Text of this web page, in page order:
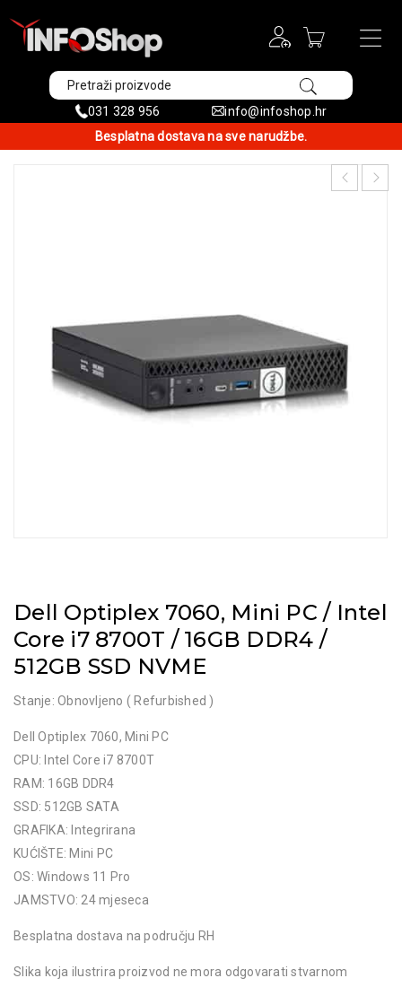
031 328 956
info@infoshop.hr
Besplatna dostava na sve narudžbe.
Dell Optiplex 7060, Mini PC / Intel
Core i7 8700T / 16GB DDR4 /
512GB SSD NVME
Stanje: Obnovljeno ( Refurbished )
Dell Optiplex 7060, Mini PC
CPU: Intel Core i7 8700T
RAM: 16GB DDR4
SSD: 512GB SATA
GRAFIKA: Integrirana
KUĆIŠTE: Mini PC
OS: Windows 11 Pro
JAMSTVO: 24 mjeseca
Besplatna dostava na području RH
Slika koja ilustrira proizvod ne mora odgovarati stvarnom